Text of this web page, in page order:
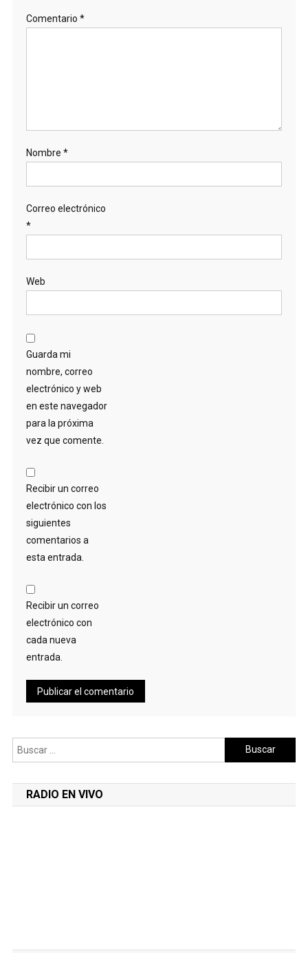
Comentario *
Nombre *
Correo electrónico
*
Web
Guarda mi
nombre, correo
electrónico y web
en este navegador
para la próxima
vez que comente.
Recibir un correo
electrónico con los
siguientes
comentarios a
esta entrada.
Recibir un correo
electrónico con
cada nueva
entrada.
Buscar:
RADIO EN VIVO